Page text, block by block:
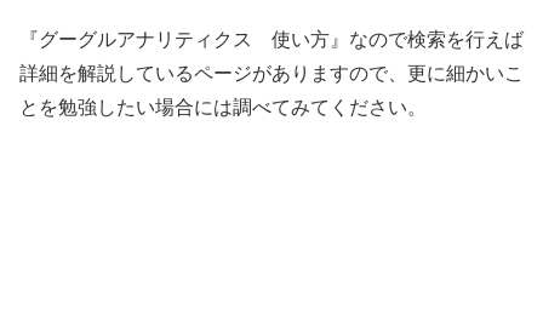
『グーグルアナリティクス 使い方』なので検索を行えば
詳細を解説しているページがありますので、更に細かいこ
とを勉強したい場合には調べてみてください。